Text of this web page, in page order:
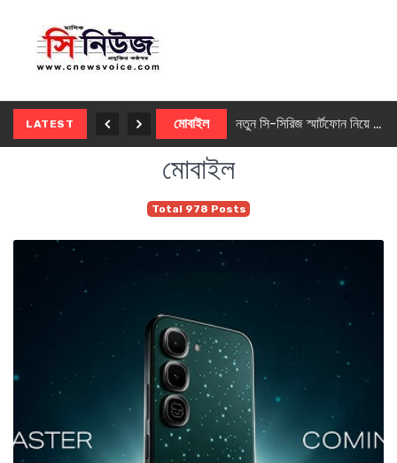
LATEST মোবাইল নতুন সি-সিরিজ স্মার্টফোন নিয়ে আসছে রিয়েলমি
মোবাইল
Total 978 Posts